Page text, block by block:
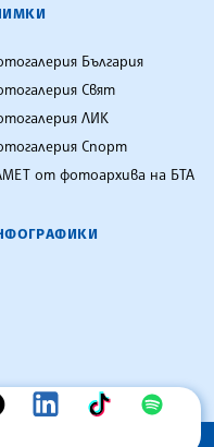
България
Свят
ЛИК
Спорт
от фотоархива на БТА